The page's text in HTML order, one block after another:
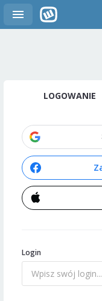
LOGOWANIE
Login